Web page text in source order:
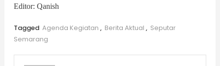
Editor: Qanish
Tagged Agenda Kegiatan , Berita Aktual , Seputar
Semarang